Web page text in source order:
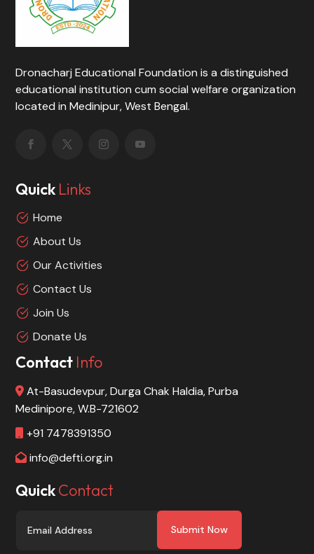
Dronacharj Educational Foundation is a distinguished
educational institution cum social welfare organization
located in Medinipur, West Bengal.
Quick Links
Home
About Us
Our Activities
Contact Us
Join Us
Donate Us
Contact Info
At-Basudevpur, Durga Chak Haldia, Purba
Medinipore, W.B-721602
+91 7478391350
info@defti.org.in
QuickContact
Submit Now